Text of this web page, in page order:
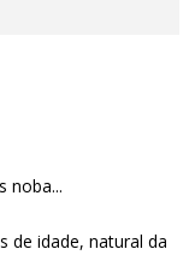
noba...
de idade, natural da